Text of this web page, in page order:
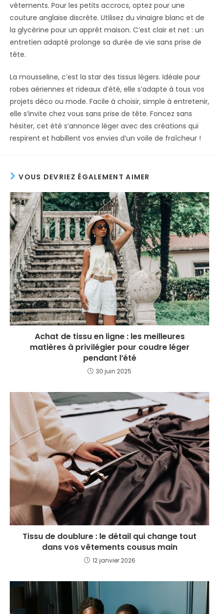
vêtements. Pour les petits accrocs, optez pour une
couture anglaise discrète. Utilisez du vinaigre blanc et de
la glycérine pour un apprêt maison. C’est clair et net : un
entretien adapté prolonge sa durée de vie sans prise de
tête.
La mousseline, c’est la star des tissus légers. Idéale pour
robes aériennes et rideaux d’été, elle s’adapte à tous vos
projets déco ou mode. Facile à choisir, simple à entretenir,
elle s’invite chez vous sans prise de tête. Foncez sans
hésiter, cet été s’annonce léger avec des créations qui
respirent et habillent vos envies d’un voile de fraîcheur !
VOUS DEVRIEZ ÉGALEMENT AIMER
Achat de tissu en ligne : les meilleures
matières à privilégier pour coudre léger
pendant l’été
30 juin 2025
Tissu de doublure : le détail qui change tout
dans vos vêtements cousus main
12 janvier 2026